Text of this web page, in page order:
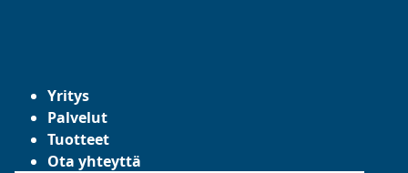
Yritys
Palvelut
Tuotteet
Ota yhteyttä